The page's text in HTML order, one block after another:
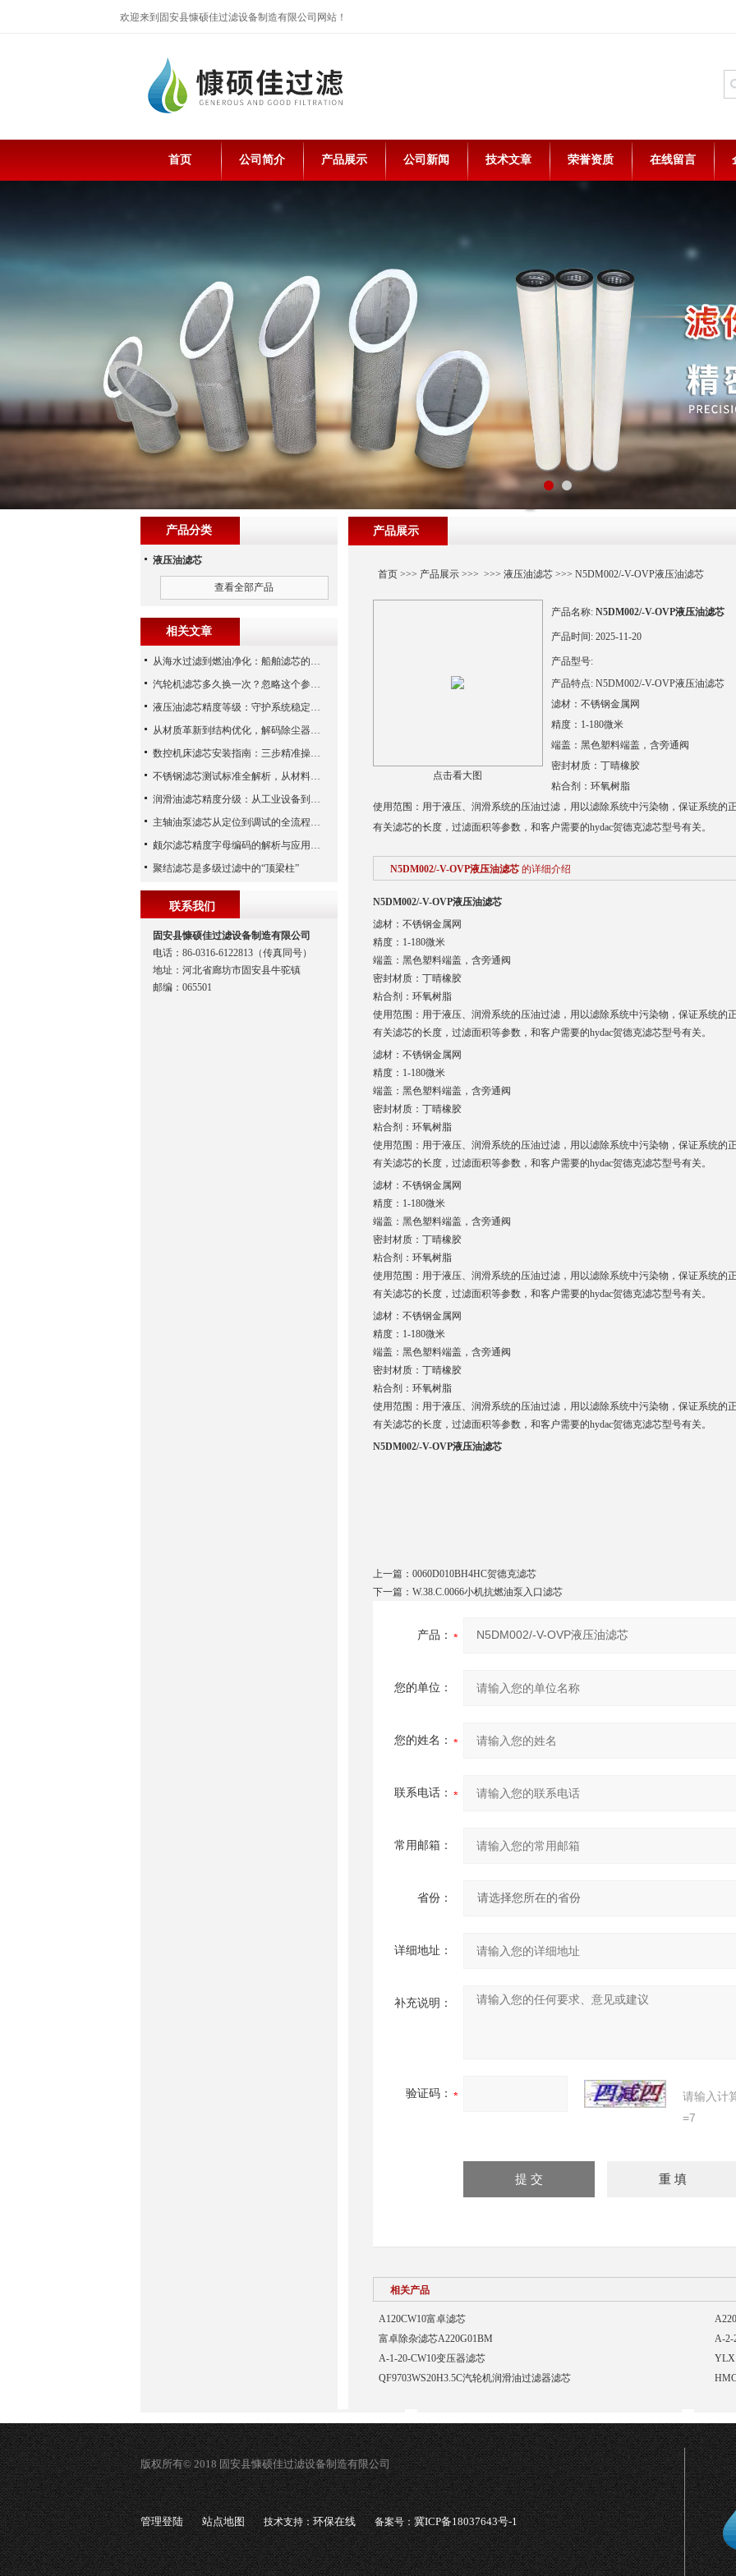
欢迎来到固安县慷硕佳过滤设备制造有限公司网站！
首页 公司简介 产品展示 公司新闻 技术文章 荣誉资质 在线留言
产品展示
首页>>> 产品展示>>> >>> 液压油滤芯>>> N5DM002/-V-OVP液压油滤芯
点击看大图
产品名称: N5DM002/-V-OVP液压油滤芯
产品时间: 2025-11-20
产品型号:
产品特点: N5DM002/-V-OVP液压油滤芯
滤材：不锈钢金属网
精度：1-180微米
端盖：黑色塑料端盖，含旁通阀
密封材质：丁晴橡胶
粘合剂：环氧树脂
使用范围：用于液压、润滑系统的压油过滤，用以滤除系统中污染物，保证系统的
有关滤芯的长度，过滤面积等参数，和客户需要的hydac贺德克滤芯型号有关。
N5DM002/-V-OVP液压油滤芯 的详细介绍
N5DM002/-V-OVP液压油滤芯
滤材：不锈钢金属网
精度：1-180微米
端盖：黑色塑料端盖，含旁通阀
密封材质：丁晴橡胶
粘合剂：环氧树脂
使用范围：用于液压、润滑系统的压油过滤，用以滤除系统中污染物，保证系统的
有关滤芯的长度，过滤面积等参数，和客户需要的hydac贺德克滤芯型号有关。
滤材：不锈钢金属网
精度：1-180微米
端盖：黑色塑料端盖，含旁通阀
密封材质：丁晴橡胶
粘合剂：环氧树脂
使用范围：用于液压、润滑系统的压油过滤，用以滤除系统中污染物，保证系统的
有关滤芯的长度，过滤面积等参数，和客户需要的hydac贺德克滤芯型号有关。
滤材：不锈钢金属网
精度：1-180微米
端盖：黑色塑料端盖，含旁通阀
密封材质：丁晴橡胶
粘合剂：环氧树脂
使用范围：用于液压、润滑系统的压油过滤，用以滤除系统中污染物，保证系统的
有关滤芯的长度，过滤面积等参数，和客户需要的hydac贺德克滤芯型号有关。
滤材：不锈钢金属网
精度：1-180微米
端盖：黑色塑料端盖，含旁通阀
密封材质：丁晴橡胶
粘合剂：环氧树脂
使用范围：用于液压、润滑系统的压油过滤，用以滤除系统中污染物，保证系统的
有关滤芯的长度，过滤面积等参数，和客户需要的hydac贺德克滤芯型号有关。
N5DM002/-V-OVP液压油滤芯
上一篇： 0060D010BH4HC贺德克滤芯
下一篇： W.38.C.0066小机抗燃油泵入口滤芯
产品：
您的单位：
您的姓名：
联系电话：
常用邮箱：
省份：
详细地址：
补充说明：
验证码：
请输入计
=7
相关产品
A120CW10富卓滤芯
富卓除杂滤芯A220G01BM
A-2-
A-1-20-CW10变压器滤芯
QF9703WS20H3.5C汽轮机润滑油过滤器滤芯
产品分类
液压油滤芯
查看全部产品
相关文章
从海水过滤到燃油净化：船舶滤芯的多场景应用解析
汽轮机滤芯多久换一次？忽略这个参数，机组非停损失可能上百万！
液压油滤芯精度等级：守护系统稳定与寿命的“微米标尺”
从材质革新到结构优化，解码除尘器滤芯性能跃升的核心逻辑
数控机床滤芯安装指南：三步精准操作，杜绝设备“亚健康”
不锈钢滤芯测试标准全解析，从材料性能到应用场景的严苛验证
润滑油滤芯精度分级：从工业设备到精密系统的过滤密码
主轴油泵滤芯从定位到调试的全流程解析
颇尔滤芯精度字母编码的解析与应用指南
聚结滤芯是多级过滤中的“顶梁柱”
联系我们
固安县慷硕佳过滤设备制造有限公司
电话：86-0316-6122813（传真同号）
地址：河北省廊坊市固安县牛驼镇
邮编：065501
版权所有© 2018 固安县慷硕佳过滤设备制造有限公司
管理登陆 站点地图 技术支持：环保在线 备案号：冀ICP备18037643号-1